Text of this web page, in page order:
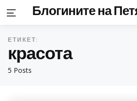
MenuБлогините на
5 Posts
ЕТИКЕТ:
красота